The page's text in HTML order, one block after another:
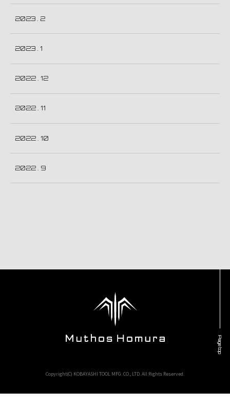
2023 . 2
2023 . 1
2022 . 12
2022 . 11
2022 . 10
2022 . 9
Copyright(C) KOBAYASHI TOOL MFG. CO., LTD. All Rights Reserved.
Page top